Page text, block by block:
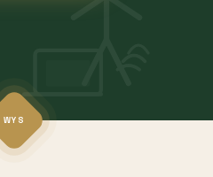
coaching
en
ligne
WYS